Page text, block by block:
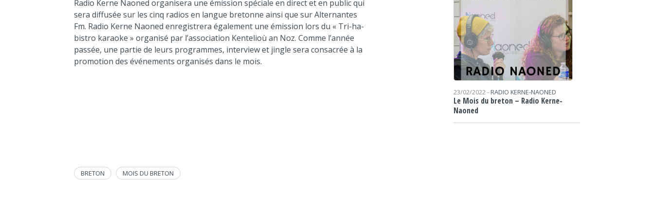
Radio Kerne Naoned organisera une émission spéciale en direct et en public qui
sera diffusée sur les cinq radios en langue bretonne ainsi que sur Alternantes
Fm. Radio Kerne Naoned enregistrera également une émission lors du « Tri-ha-
bistro karaoke » organisé par l’association Kentelioù an Noz. Comme l’année
passée, une partie de leurs programmes, interview et jingle sera consacrée à la
promotion des événements organisés dans le mois.
23/02/2022 - RADIO KERNE-NAONED
Le Mois du breton – Radio Kerne-
Naoned
BRETON MOIS DU BRETON